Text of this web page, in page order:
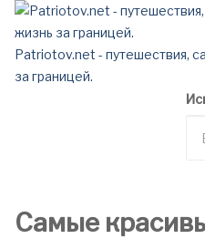
Patriotov.net - путешествия,
за границей.
Самые